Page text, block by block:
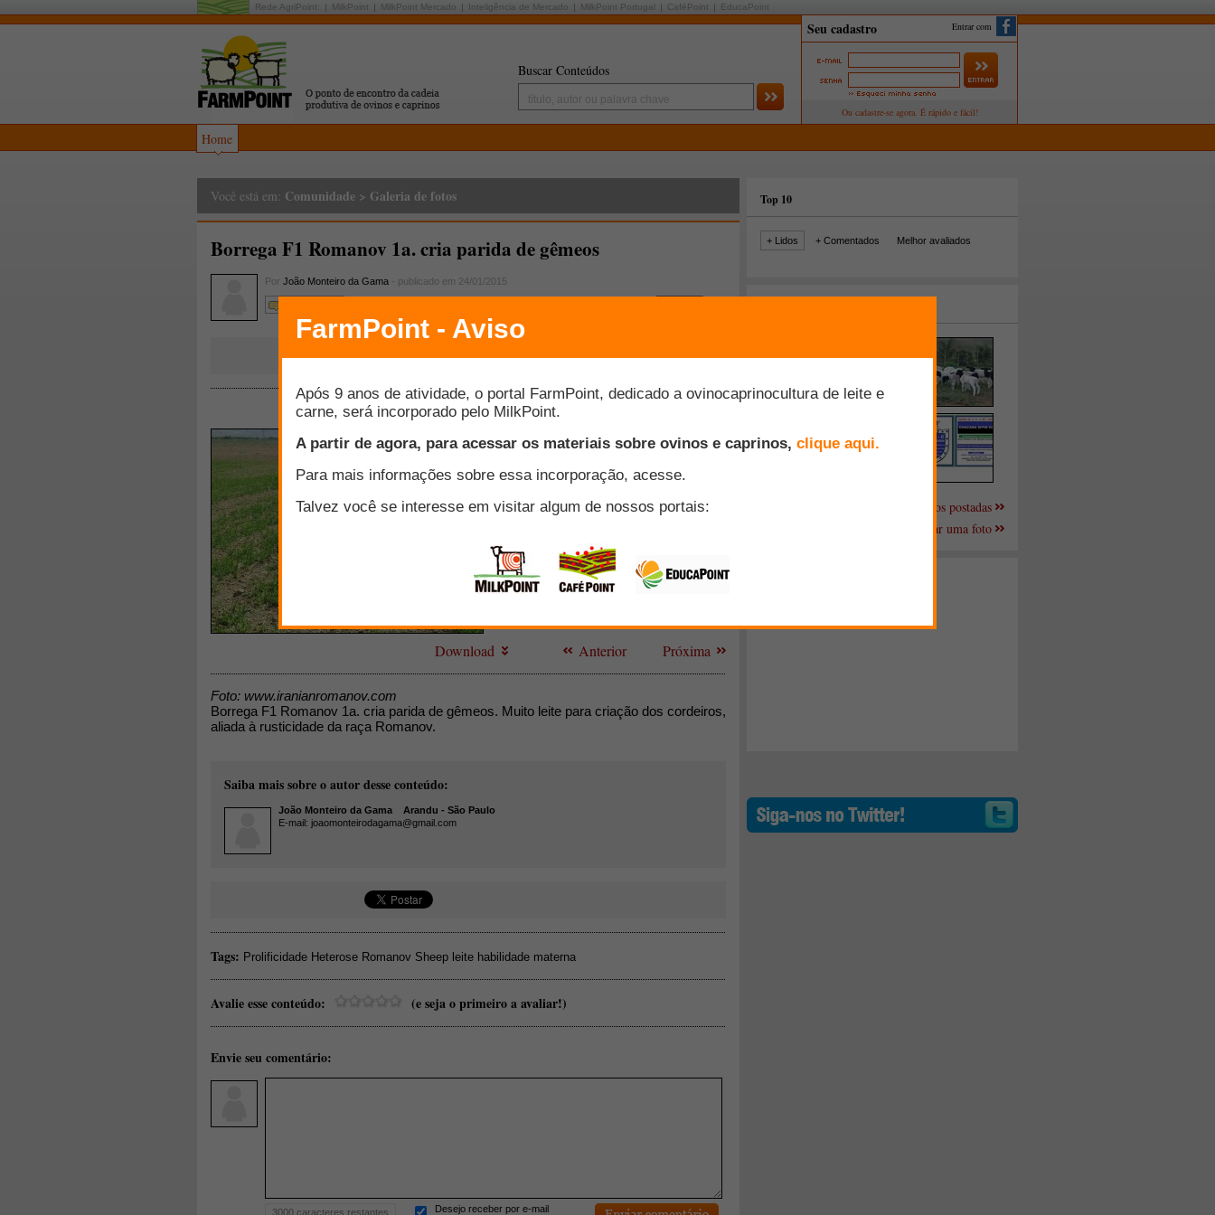
Rede AgriPoint: MilkPoint MilkPoint Mercado Inteligência de Mercado MilkPoint Portugal CaféPoint EducaPoint
Buscar Conteúdos
Entrar com
Home
Você está em: Comunidade > Galeria de fotos
Borrega F1 Romanov 1a. cria parida de gêmeos
Por João Monteiro da Gama - publicado em 24/01/2015
Próxima
Anterior
Download
Foto: www.iranianromanov.com
Borrega F1 Romanov 1a. cria parida de gêmeos. Muito leite para criação dos cordeiros,
aliada à rusticidade da raça Romanov.
Saiba mais sobre o autor desse conteúdo:
João Monteiro da Gama Arandu - São Paulo
E-mail: joaomonteirodagama@gmail.com
Tags: Prolificidade Heterose Romanov Sheep leite habilidade materna
Avalie esse conteúdo: (e seja o primeiro a avaliar!)
Envie seu comentário:
3000 caracteres restantes
Desejo receber por e-mail
Top 10
+ Lidos + Comentados Melhor avaliados
Mais fotos postadas
Enviar uma foto